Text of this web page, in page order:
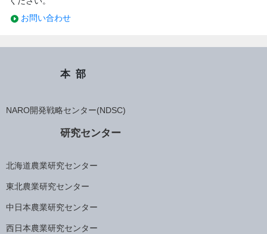
お問い合わせ
本部
NARO開発戦略センター(NDSC)
研究センター
北海道農業研究センター
東北農業研究センター
中日本農業研究センター
西日本農業研究センター